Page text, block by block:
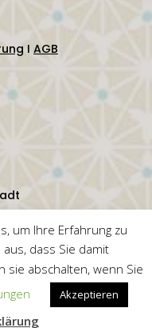
I AGB
um Ihre Erfahrung zu
dass Sie damit
sie abschalten, wenn Sie
Akzeptieren